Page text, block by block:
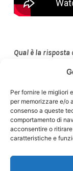
Per fornire le migliori
per memorizzare e/o
consenso a queste
comportamento di
acconsentire o
caratteristiche e
Qual è la
Devo dire che
aver optato per
conserve
cambiamento.
Seafood Expo,
appunto, in un
Ora che ci
che abbiamo